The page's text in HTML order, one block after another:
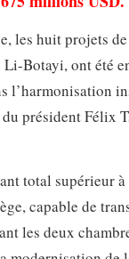
les huit projets
Botayi, ont été
président
total
capable de
les deux